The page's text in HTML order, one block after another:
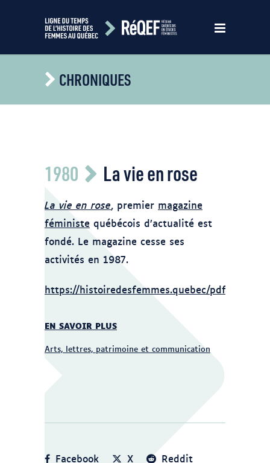
CHRONIQUES
l’éducation des adultes et la condition
féminine
1980 La vie en rose
La vie en rose, premier magazine
féministe québécois d’actualité est
fondé. Le magazine cesse ses
activités en 1987.
https://histoiredesfemmes.quebec/pdf/Rose.pdf
EN SAVOIR PLUS
Arts, lettres, patrimoine et communication
Facebook X
Reddit